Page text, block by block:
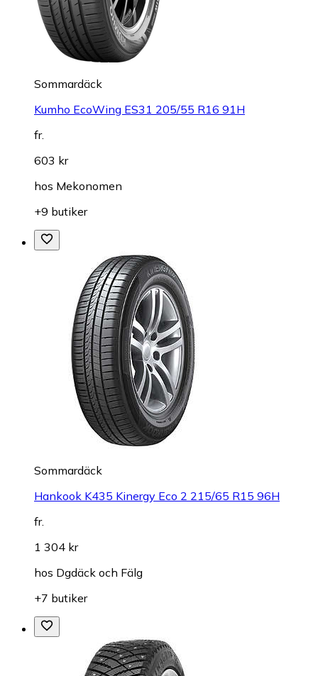
Sommardäck
Kumho EcoWing ES31 205/55 R16 91H
fr.
603 kr
hos Mekonomen
+9 butiker
Sommardäck
Hankook K435 Kinergy Eco 2 215/65 R15 96H
fr.
1 304 kr
hos Dgdäck och Fälg
+7 butiker